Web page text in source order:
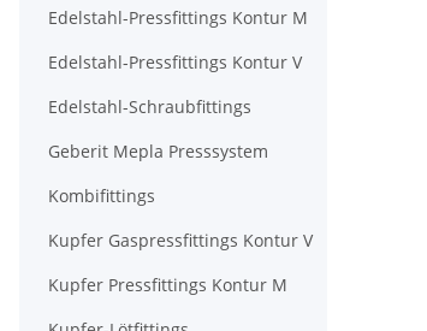
Edelstahl-Pressfittings Kontur M
Edelstahl-Pressfittings Kontur V
Edelstahl-Schraubfittings
Geberit Mepla Presssystem
Kombifittings
Kupfer Gaspressfittings Kontur V
Kupfer Pressfittings Kontur M